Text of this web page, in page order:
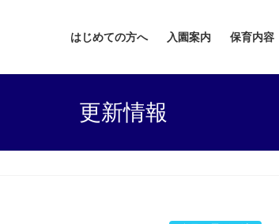
はじめての方へ 入園案内 保育内容
更新情報